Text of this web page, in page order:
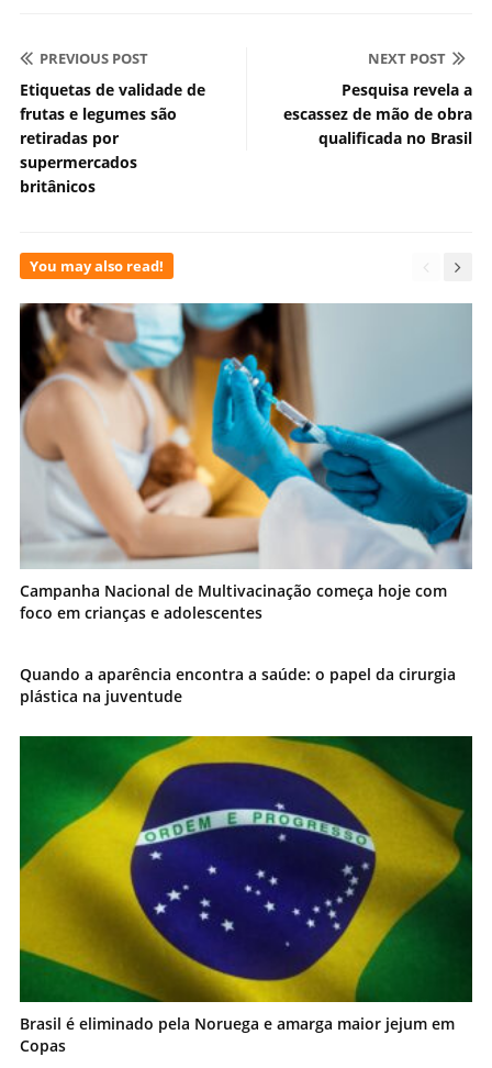
PREVIOUS POST
Etiquetas de validade de
frutas e legumes são
retiradas por
supermercados
britânicos
NEXT POST
Pesquisa revela a
escassez de mão de obra
qualificada no Brasil
You may also read!
Campanha Nacional de Multivacinação começa hoje com
foco em crianças e adolescentes
Quando a aparência encontra a saúde: o papel da cirurgia
plástica na juventude
Brasil é eliminado pela Noruega e amarga maior jejum em
Copas